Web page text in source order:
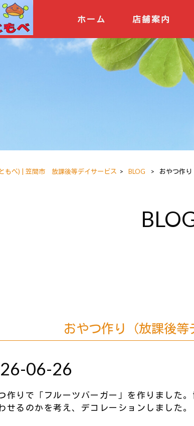
ホーム 店舗案内
もべ) | 笠間市 放課後等デイサービス > BLOG > おやつ作り
おやつ作り（放課後等
06-26
作りで「フルーツバーガー」を作りました
せるのかを考え、デコレーションしました。